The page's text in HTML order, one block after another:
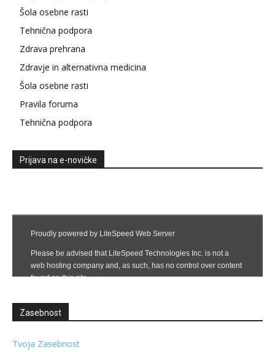
Šola osebne rasti
Tehnična podpora
Zdrava prehrana
Zdravje in alternativna medicina
Šola osebne rasti
Pravila foruma
Tehnična podpora
Prijava na e-novičke
Zasebnost
Tvoja Zasebnost